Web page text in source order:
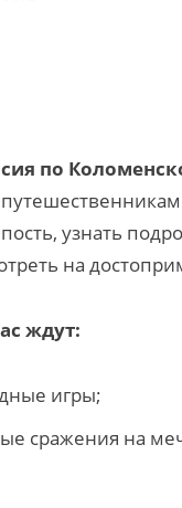
по
узнать
на
ждут:
игры;
сражения на